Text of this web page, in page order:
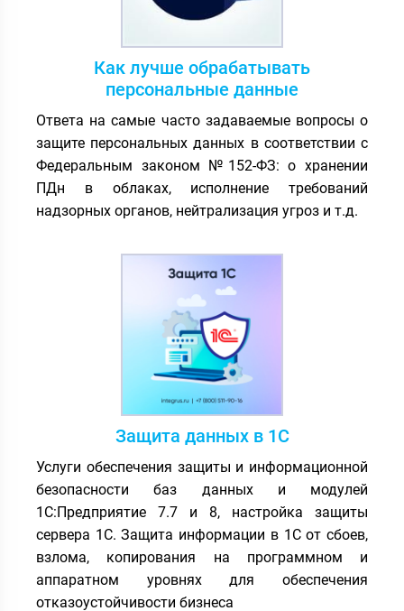
Как лучше обрабатывать
персональные данные
Ответа на самые часто задаваемые вопросы о
защите персональных данных в соответствии с
Федеральным законом №152-ФЗ: о хранении
ПДн в облаках, исполнение требований
надзорных органов, нейтрализация угроз и т.д.
Защита данных в 1С
Услуги обеспечения защиты и информационной
безопасности баз данных и модулей
1С:Предприятие 7.7 и 8, настройка защиты
сервера 1С. Защита информации в 1С от сбоев,
взлома, копирования на программном и
аппаратном уровнях для обеспечения
отказоустойчивости бизнеса